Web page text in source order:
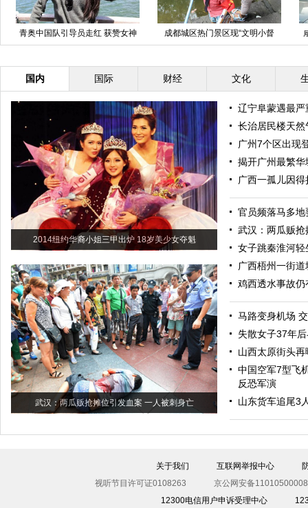
引导员走红 获赞女神
私照曝光
成都城区热门景区现“文明小督
导”执法队
咸阳秦隆步行街
收费员依然
国内 国际 财经 文化
2014纽约华裔小姐三甲出炉 18岁美少女夺魁
武汉：两瓜贩抢摊位引发血案 一人被刺身亡
辽宁阜蒙遇最
长治居民楼天
广州7个区出现
揭开广州最繁
广西一孤儿因
官员频落马多
武汉：两瓜贩
女子跳秦淮河
广西梧州一街
鸡西透水事故
马路变身机场
失散女子37年
山西太原街头再
中国空军7型飞
反恐军演
山东货车追尾3
关于我们 互联网举报中心
视听节目许可证0108263
京公网安备
12300电信用户申诉受理中心